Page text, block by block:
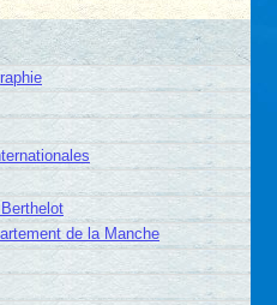
de la Manche